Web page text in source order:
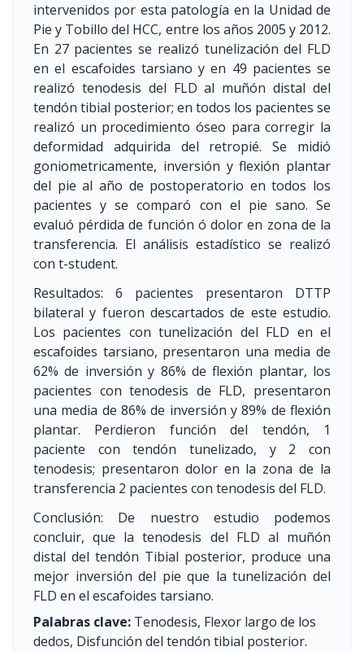
intervenidos por esta patología en la Unidad de
Pie y Tobillo del HCC, entre los años 2005 y 2012.
En 27 pacientes se realizó tunelización del FLD
en el escafoides tarsiano y en 49 pacientes se
realizó tenodesis del FLD al muñón distal del
tendón tibial posterior; en todos los pacientes se
realizó un procedimiento óseo para corregir la
deformidad adquirida del retropié. Se midió
goniometricamente, inversión y flexión plantar
del pie al año de postoperatorio en todos los
pacientes y se comparó con el pie sano. Se
evaluó pérdida de función ó dolor en zona de la
transferencia. El análisis estadístico se realizó
con t-student.
Resultados: 6 pacientes presentaron DTTP
bilateral y fueron descartados de este estudio.
Los pacientes con tunelización del FLD en el
escafoides tarsiano, presentaron una media de
62% de inversión y 86% de flexión plantar, los
pacientes con tenodesis de FLD, presentaron
una media de 86% de inversión y 89% de flexión
plantar. Perdieron función del tendón, 1
paciente con tendón tunelizado, y 2 con
tenodesis; presentaron dolor en la zona de la
transferencia 2 pacientes con tenodesis del FLD.
Conclusión: De nuestro estudio podemos
concluir, que la tenodesis del FLD al muñón
distal del tendón Tibial posterior, produce una
mejor inversión del pie que la tunelización del
FLD en el escafoides tarsiano.
Palabras clave: Tenodesis, Flexor largo de los
dedos, Disfunción del tendón tibial posterior.